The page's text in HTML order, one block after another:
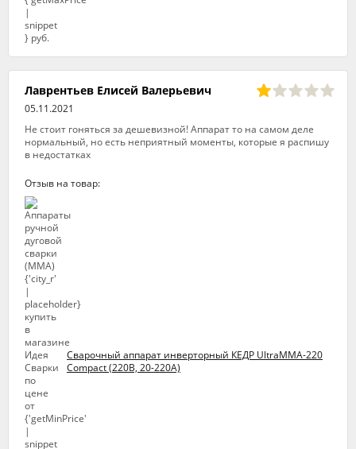
Лаврентьев Елисей Валерьевич
05.11.2021
Не стоит гоняться за дешевизной! Аппарат то на самом деле
нормальный, но есть неприятный моменты, которые я распишу
в недостатках
Отзыв на товар:
Сварочный аппарат инверторный КЕДР UltraMMA-220
Compact (220В, 20-220А)